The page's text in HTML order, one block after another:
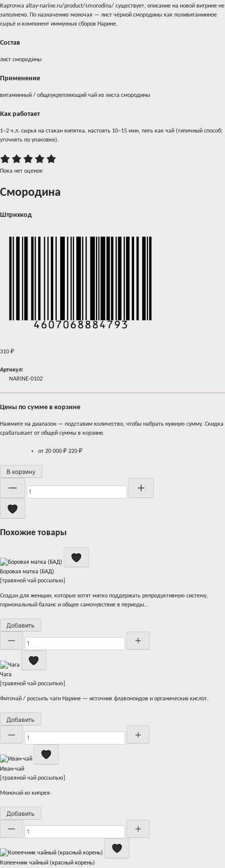
Email*Обязательно
почты.
Ваши персональные данные будут использоваться для упрощения вашего
для прочих целей, которые описывает наша
политика конфиденциальности
Карточка altay-narine.ru/product/smorodina/ существует, описание на новой витрине не
заполнено. По назначению моночая — лист чёрной смородины как поливитаминное
сырьё и компонент иммунных сборов Нарине.
Состав
лист смородины
Применение
витаминный / общеукрепляющий чай из листа смородины
Как работает
1–2 ч.л. сырья на стакан кипятка, настоять 10–15 мин, пить как чай (типичный способ;
уточнять по упаковке).
Пока нет оценок
Смородина
Штрихкод
310 ₽
Артикул:
NARINE-0102
Цены по сумме в корзине
Нажмите на диапазон — подставим количество, чтобы набрать нужную сумму. Скидка
срабатывает от общей суммы в корзине.
от 20 000 ₽ 220 ₽
В корзину
Похожие товары
Боровая матка (БАД)
[травяной чай россыпью]
Создан для женщин, которые хотят мягко поддержать репродуктивную систему,
гормональный баланс и общее самочувствие в периоды…
Добавить
Чага
[травяной чай россыпью]
Фиточай / россыпь чаги Нарине — источник флавоноидов и органических кислот.
Добавить
Иван-чай
[травяной чай россыпью]
Моночай из кипрея.
Добавить
Копеечник чайный (красный корень)